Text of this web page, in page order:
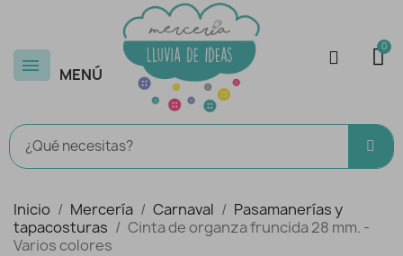
MENÚ
Inicio Mercería Carnaval
Pasamanerías y
tapacosturas
Cinta de organza fruncida 28 mm. -
Varios colores